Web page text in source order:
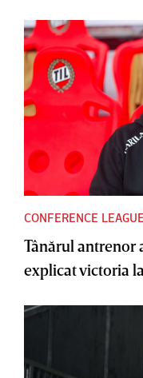
CONFERENCE LEAGUE
Tânărul antrenor
explicat victoria